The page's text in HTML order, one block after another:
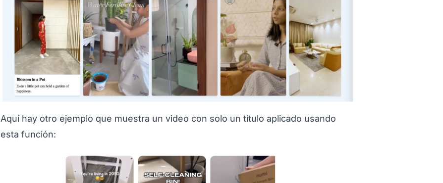
Aquí hay otro ejemplo que muestra un video con solo un título aplicado usando
esta función: